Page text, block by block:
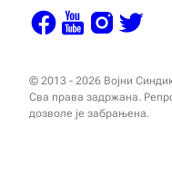
© 2013 - 2026 Војни
Сва права задржана.
дозволе је забрањена.